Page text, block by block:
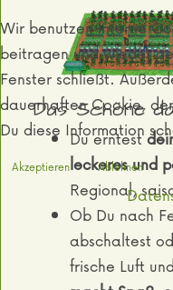
Das Schöne
Du erntest
leckeres und
Regional,
Ob Du nach
abschaltest
frische Luft
Wir benutzen interne
beitragen und wieder
Fenster schließt.
dauerhaften Cookie,
Du diese Information
Akzeptieren Ablehnen